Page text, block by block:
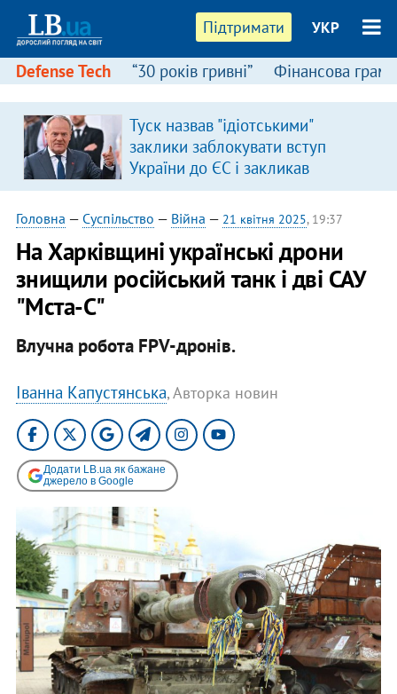
Підтримати УКР
Defense Tech “30 років гривні” Фінансова
Туск назвав "ідіотськими"
заклики заблокувати вступ
України до ЄС і закликав
припинити антиукраїнську
риторику
Головна — Суспільство — Війна — 21 квітня 2025, 19:37
На Харківщині українські дрони
знищили російський танк і дві САУ
"Мста-С"
Влучна робота FPV-дронів.
Іванна Капустянська, Авторка новин
Додати LB.ua як бажане
джерело в Google